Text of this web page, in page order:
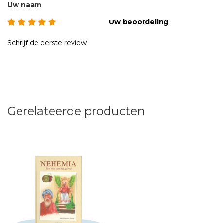
Uw naam
Uw beoordeling
Schrijf de eerste review
Gerelateerde producten